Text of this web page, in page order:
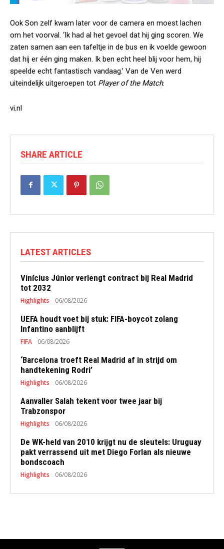
Ook Son zelf kwam later voor de camera en moest lachen
om het voorval. ‘Ik had al het gevoel dat hij ging scoren. We
zaten samen aan een tafeltje in de bus en ik voelde gewoon
dat hij er één ging maken. Ik ben echt heel blij voor hem, hij
speelde echt fantastisch vandaag.’ Van de Ven werd
uiteindelijk uitgeroepen tot Player of the Match.
vi.nl
SHARE ARTICLE
LATEST ARTICLES
Vinícius Júnior verlengt contract bij Real Madrid
tot 2032
Highlights 06/08/2026
UEFA houdt voet bij stuk: FIFA-boycot zolang
Infantino aanblijft
FIFA 06/08/2026
‘Barcelona troeft Real Madrid af in strijd om
handtekening Rodri’
Highlights 06/08/2026
Aanvaller Salah tekent voor twee jaar bij
Trabzonspor
Highlights 06/08/2026
De WK-held van 2010 krijgt nu de sleutels: Uruguay
pakt verrassend uit met Diego Forlan als nieuwe
bondscoach
Highlights 06/08/2026